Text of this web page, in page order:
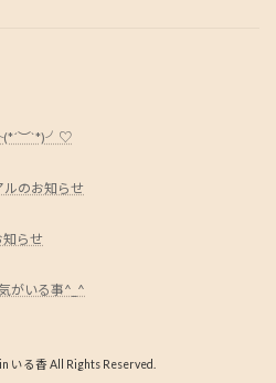
ルのお知らせ
知らせ
がいる事^_^
いる香 All Rights Reserved.